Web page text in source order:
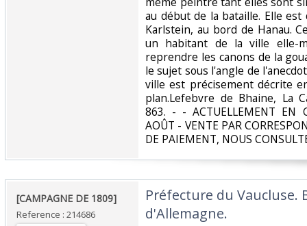
au début de la bataille. Elle
Karlstein, au bord de Hanau.
un habitant de la ville elle-
reprendre les canons de la
le sujet sous l'angle de
ville est précisement décrite
plan.Lefebvre de Bhaine, La
863. - - ACTUELLEMENT EN
AOÛT - VENTE PAR
DE PAIEMENT, NOUS
‎[CAMPAGNE DE 1809] ‎
Reference : 214686
‎Préfecture du Vaucluse.
d'Allemagne.‎